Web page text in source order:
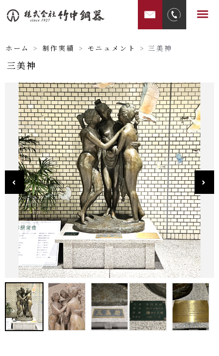
容
ス
キ
メ
ホーム > 制作実績 > モニュメント > 三美神
三美神